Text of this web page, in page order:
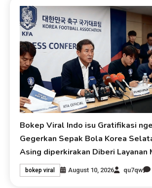
Bokep Viral Indo isu Gratifikasi
Gegerkan Sepak Bola Korea
Asing diperkirakan Diberi Layanan
bokep viral August 10, 2026 qu7qw